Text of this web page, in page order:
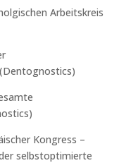
Arbeitskreis
Kongress –
selbstoptimierte